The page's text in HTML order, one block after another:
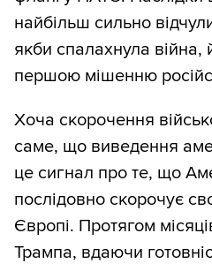
найбільш сильно
якби спалахнула війна,
першою мішенню
Хоча скорочення
саме, що виведення
це сигнал про те, що
послідовно скорочує
Європі. Протягом
Трампа, вдаючи